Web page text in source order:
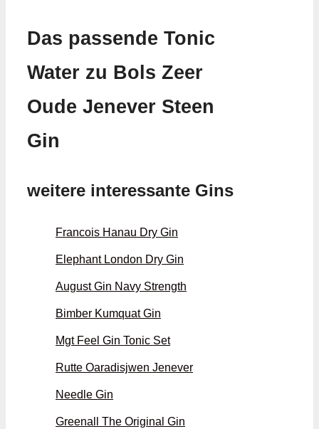
Das passende Tonic
Water zu Bols Zeer
Oude Jenever Steen
Gin
weitere interessante Gins
Francois Hanau Dry Gin
Elephant London Dry Gin
August Gin Navy Strength
Bimber Kumquat Gin
Mgt Feel Gin Tonic Set
Rutte Oaradisjwen Jenever
Needle Gin
Greenall The Original Gin